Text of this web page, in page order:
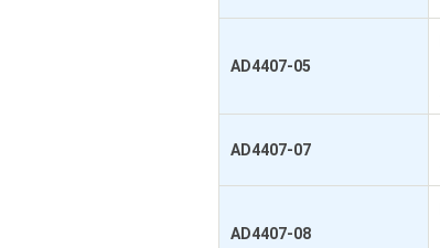
AD4407-05
AD4407-07
AD4407-08